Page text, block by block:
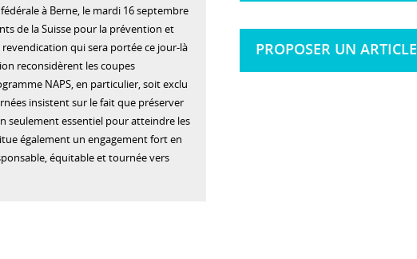
à Berne, le mardi 16 septembre
de la Suisse pour la prévention et
revendication qui sera portée ce jour-là
reconsidèrent les coupes
NAPS, en particulier, soit exclu
insistent sur le fait que préserver
seulement essentiel pour atteindre les
également un engagement fort en
équitable et tournée vers
PROPOSER UN ARTICLE